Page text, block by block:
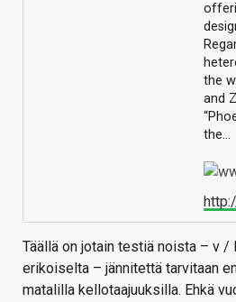
the
and
the…
Täällä on jotain testiä noista – v /
erikoiselta – jännitettä tarvitaan
matalilla kellotaajuuksilla. Ehkä